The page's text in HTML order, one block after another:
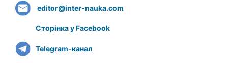
editor@inter-nauka.com
Сторінка у Facebook
Telegram-канал